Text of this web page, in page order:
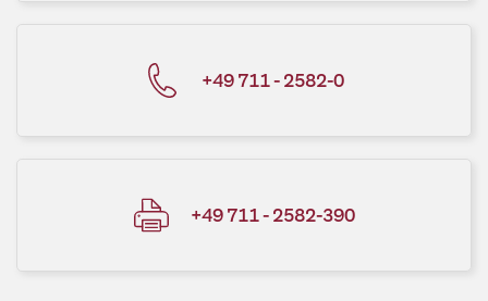
+49 711 - 2582-0
+49 711 - 2582-390